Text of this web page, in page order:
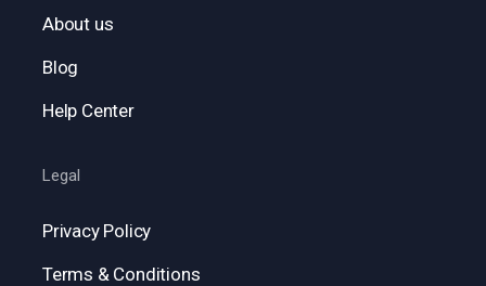
About us
Blog
Help Center
Legal
Privacy Policy
Terms & Conditions